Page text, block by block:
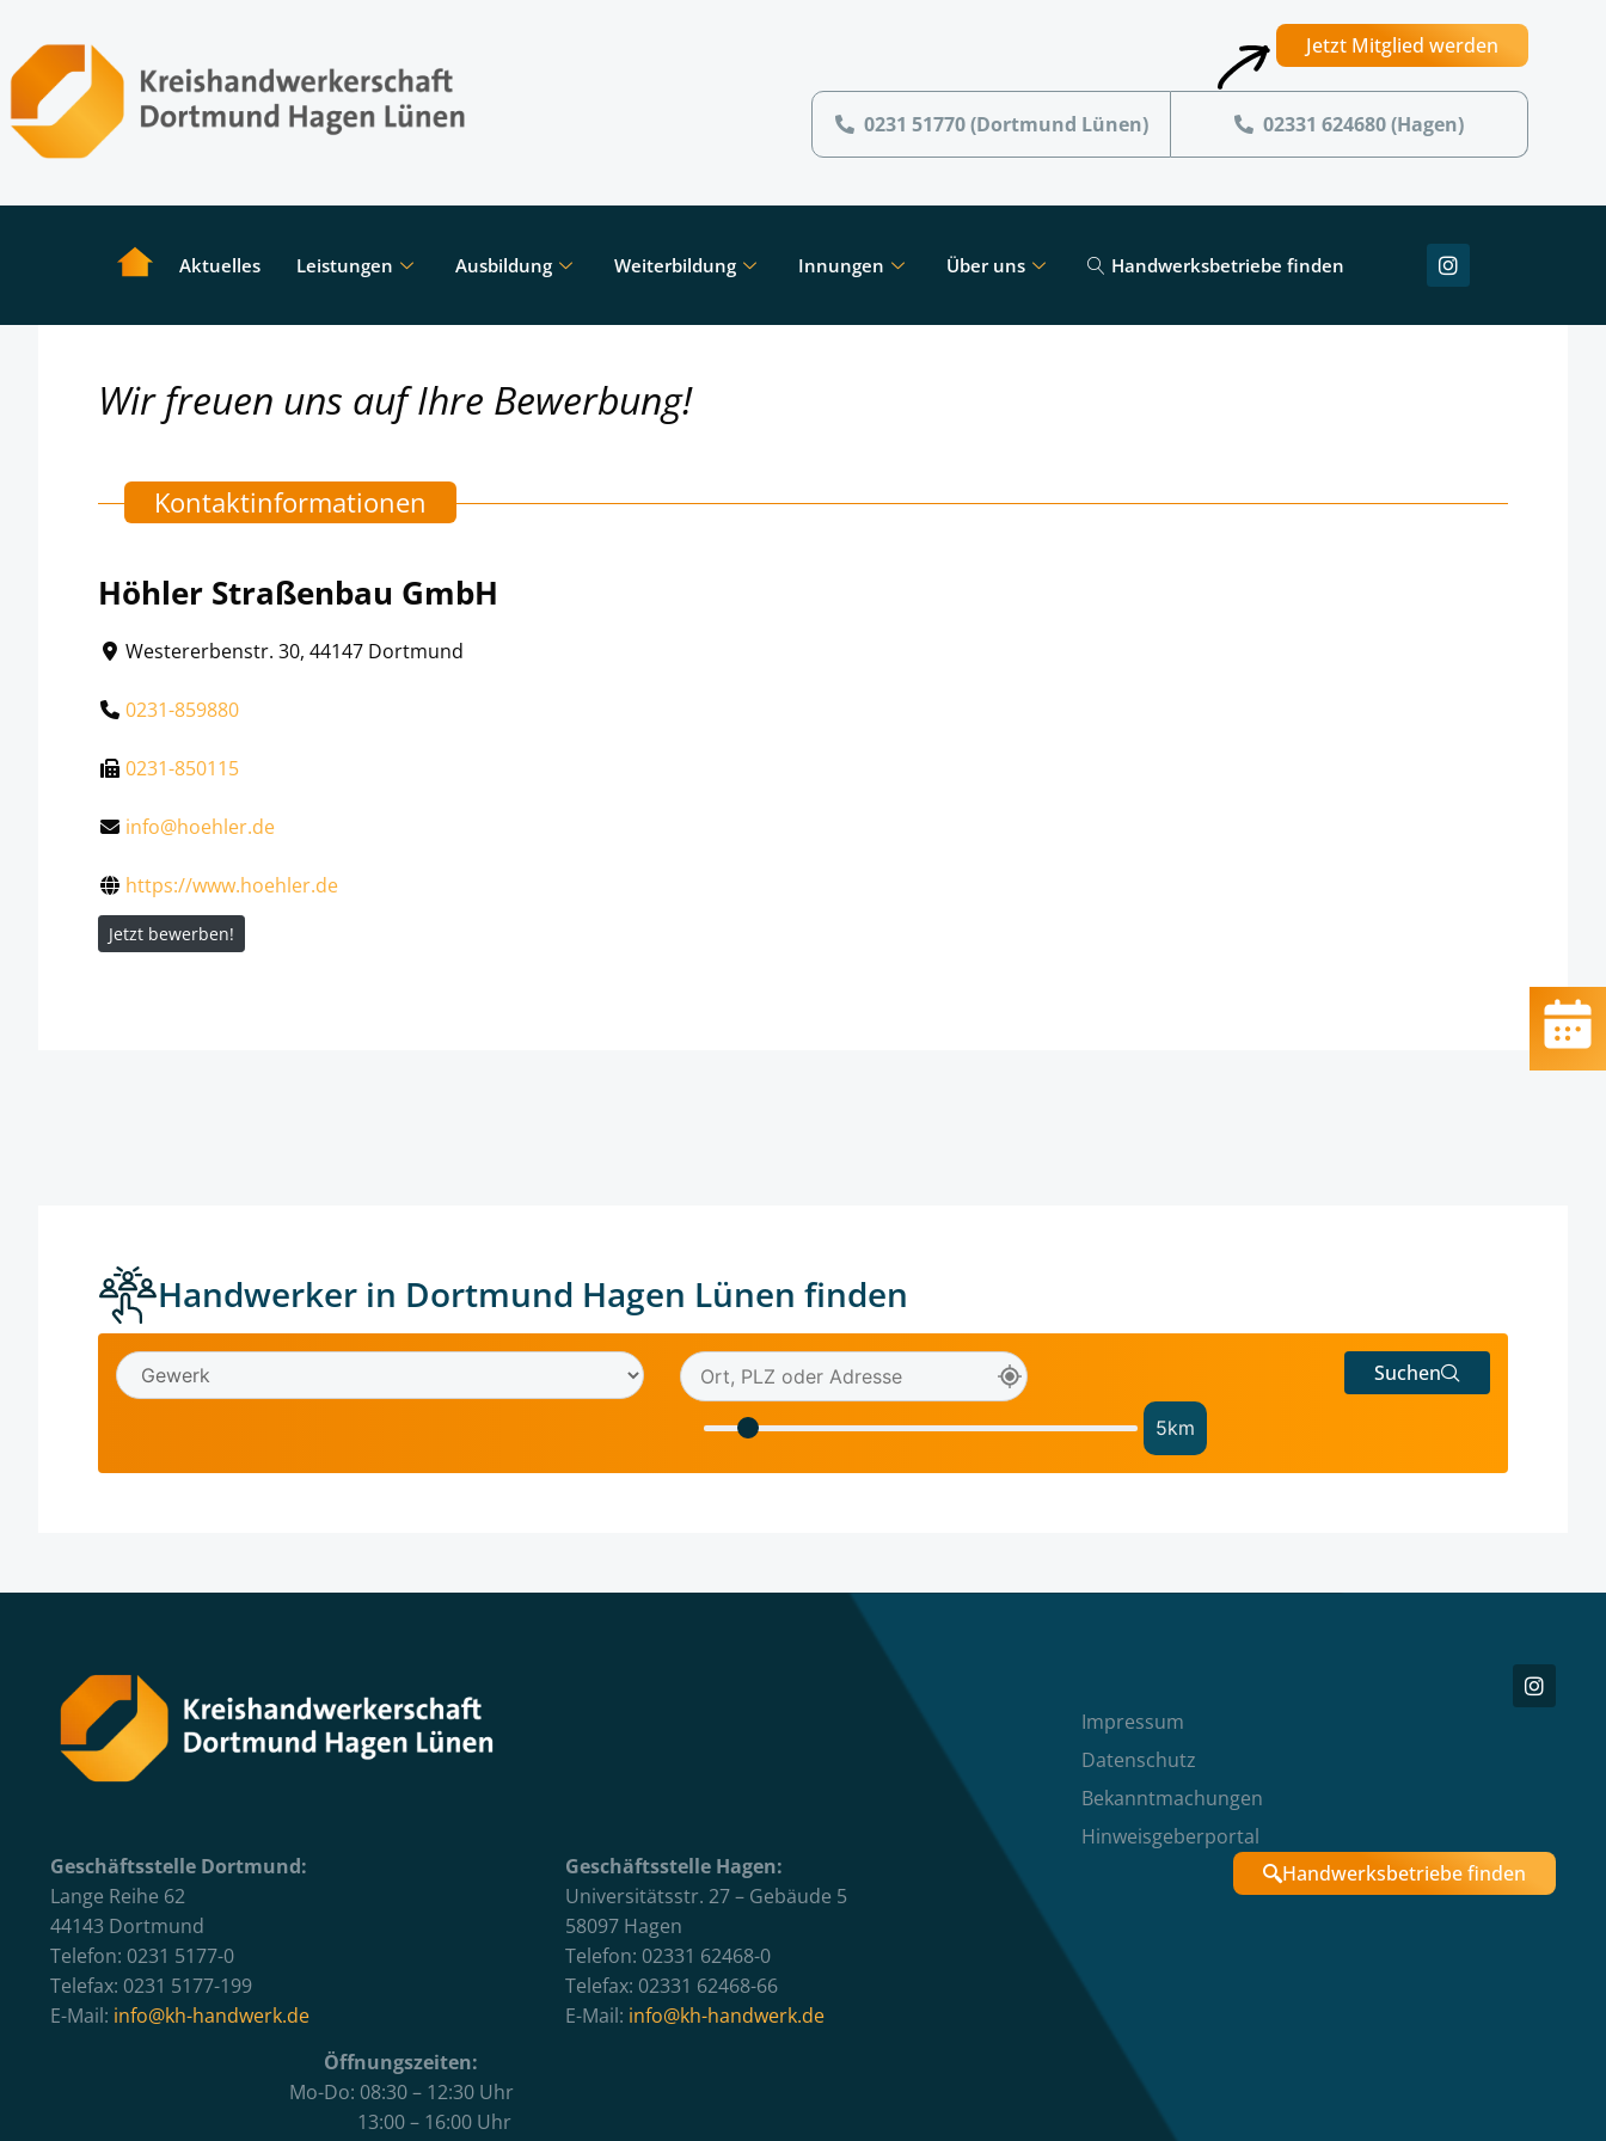
Jetzt Mitglied werden
0231 51770 (Dortmund Lünen) 02331 624680 (Hagen)
Aktuelles Leistungen Ausbildung Weiterbildung Innungen Über uns Handwerksbetriebe finden
Wir freuen uns auf Ihre Bewerbung!
Kontaktinformationen
Höhler Straßenbau GmbH
Westererbenstr. 30, 44147 Dortmund
0231-859880
0231-850115
info@hoehler.de
https://www.hoehler.de
Jetzt bewerben!
Handwerker in Dortmund Hagen Lünen finden
5km
Suchen
Impressum
Datenschutz
Bekanntmachungen
Hinweisgeberportal
Geschäftsstelle Dortmund:
Lange Reihe 62
44143 Dortmund
Telefon: 0231 5177-0
Telefax: 0231 5177-199
E-Mail: info@kh-handwerk.de
Geschäftsstelle Hagen:
Universitätsstr. 27 – Gebäude 5
58097 Hagen
Telefon: 02331 62468-0
Telefax: 02331 62468-66
E-Mail: info@kh-handwerk.de
Handwerksbetriebe finden
Öffnungszeiten:
Mo-Do: 08:30 – 12:30 Uhr
13:00 – 16:00 Uhr